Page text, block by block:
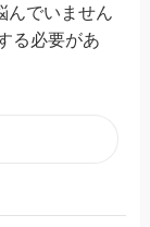
でいません
る必要があ